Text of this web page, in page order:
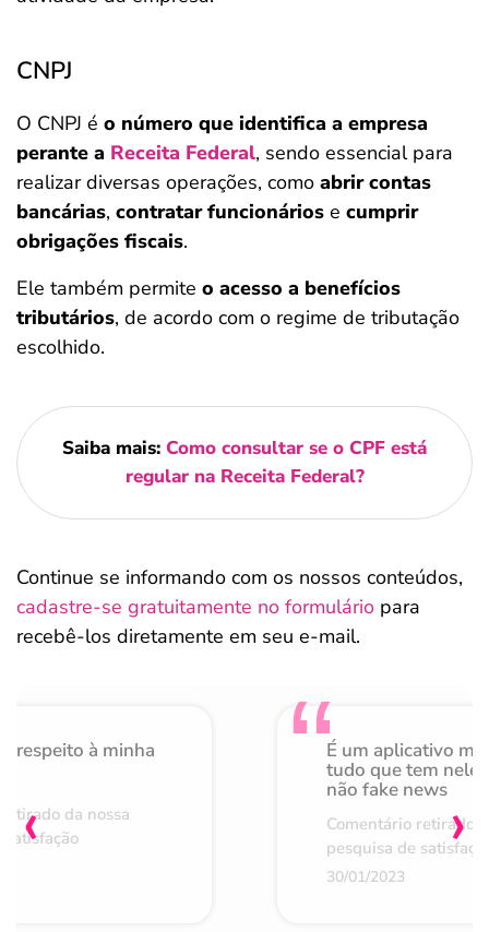
CNPJ
O CNPJ é o número que identifica a empresa
perante a Receita Federal, sendo essencial para
realizar diversas operações, como abrir contas
bancárias, contratar funcionários e cumprir
obrigações fiscais.
Ele também permite o acesso a benefícios
tributários, de acordo com o regime de tributação
escolhido.
Saiba mais: Como consultar se o CPF está
regular na Receita Federal?
Continue se informando com os nossos conteúdos,
cadastre-se gratuitamente no formulário para
recebê-los diretamente em seu e-mail.
respeito à minha
da nossa
É um aplicativo
tudo que tem nele
não fake news
Comentário retirado
pesquisa de
30/01/2023
‹ ›